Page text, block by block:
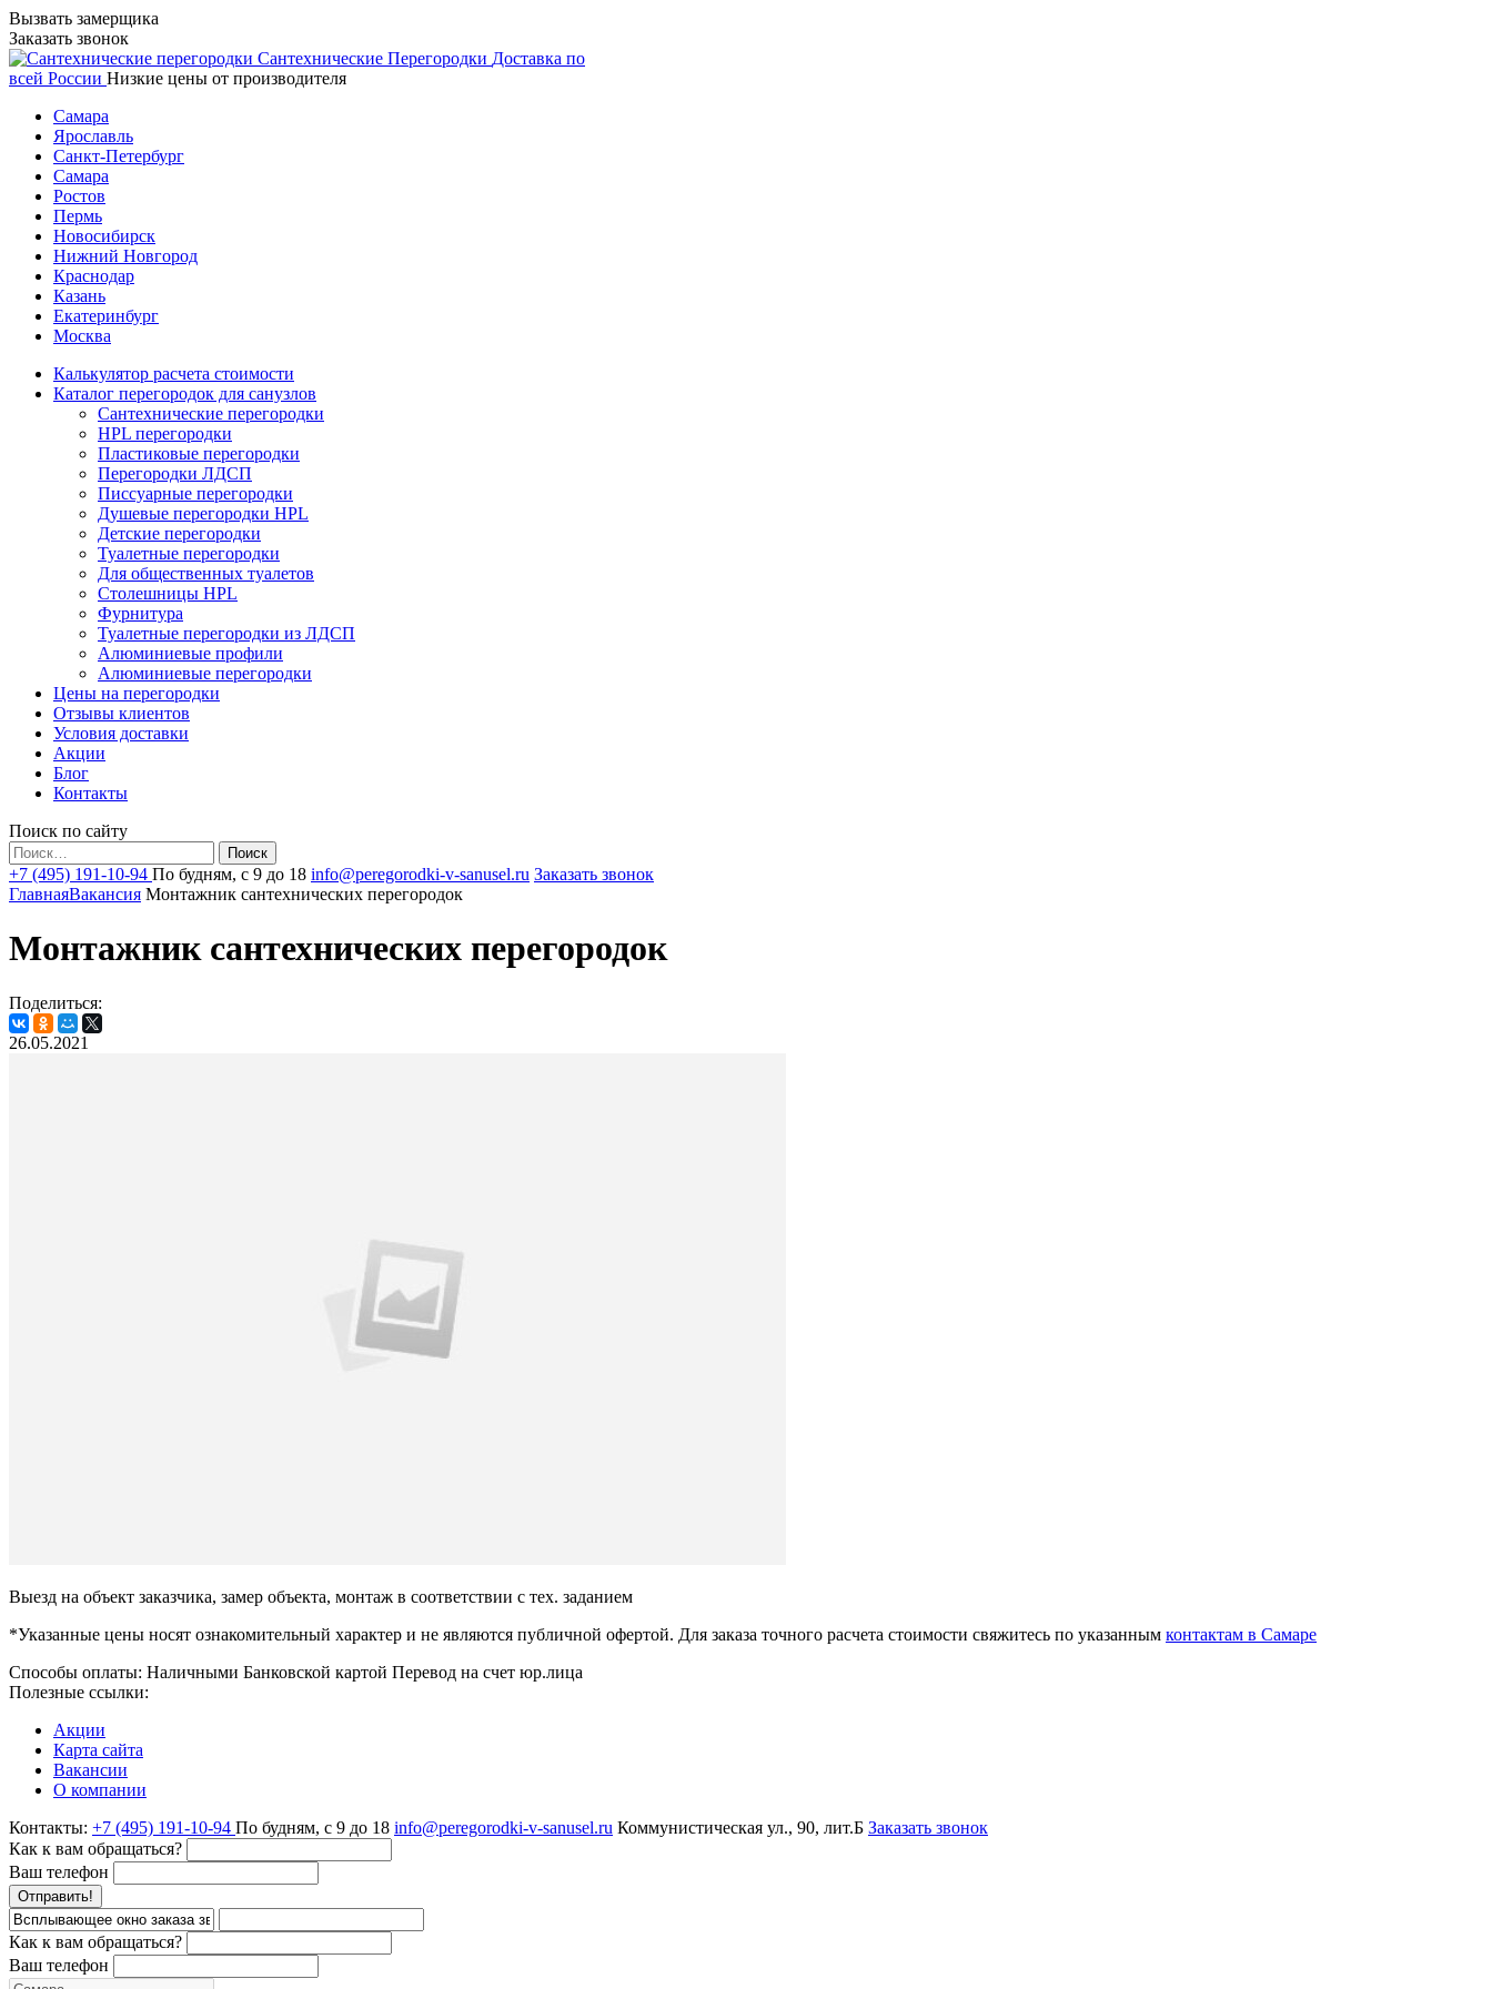
Вызвать замерщика
Заказать звонок
Сантехнические Перегородки Доставка по
всей России Низкие цены от производителя
Самара
Ярославль
Санкт-Петербург
Самара
Ростов
Пермь
Новосибирск
Нижний Новгород
Краснодар
Казань
Екатеринбург
Москва
Калькулятор расчета стоимости
Каталог перегородок для санузлов
Сантехнические перегородки
HPL перегородки
Пластиковые перегородки
Перегородки ЛДСП
Писсуарные перегородки
Душевые перегородки HPL
Детские перегородки
Туалетные перегородки
Для общественных туалетов
Столешницы HPL
Фурнитура
Туалетные перегородки из ЛДСП
Алюминиевые профили
Алюминиевые перегородки
Цены на перегородки
Отзывы клиентов
Условия доставки
Акции
Блог
Контакты
Поиск по сайту
Найти:
+7 (495) 191-10-94 По будням, с 9 до 18 info@peregorodki-v-sanusel.ru Заказать звонок
ГлавнаяВакансия Монтажник сантехнических перегородок
Монтажник сантехнических перегородок
Поделиться:
26.05.2021
Выезд на объект заказчика, замер объекта, монтаж в соответствии с тех. заданием
*Указанные цены носят ознакомительный характер и не являются публичной офертой. Для заказа точного расчета стоимости свяжитесь по указанным контактам в Самаре
Способы оплаты: Наличными Банковской картой Перевод на счет юр.лица
Полезные ссылки:
Акции
Карта сайта
Вакансии
О компании
Контакты: +7 (495) 191-10-94 По будням, с 9 до 18 info@peregorodki-v-sanusel.ru Коммунистическая ул., 90, лит.Б Заказать звонок
Как к вам обращаться?
Ваш телефон
Отправить!
Как к вам обращаться?
Ваш телефон